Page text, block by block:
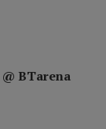
BTarena